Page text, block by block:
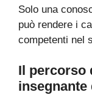
Solo una
può rendere i
competenti nel
Il percorso